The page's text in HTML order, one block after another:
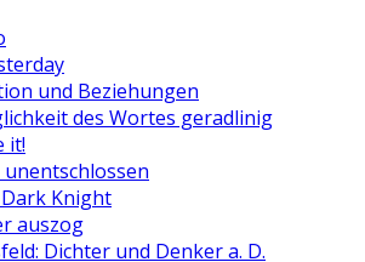
und Beziehungen
des Wortes geradlinig
it!
Knight
auszog
Dichter und Denker a. D.